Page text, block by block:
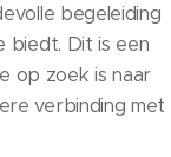
begeleiding
biedt. Dit is een
op zoek is naar
verbinding met